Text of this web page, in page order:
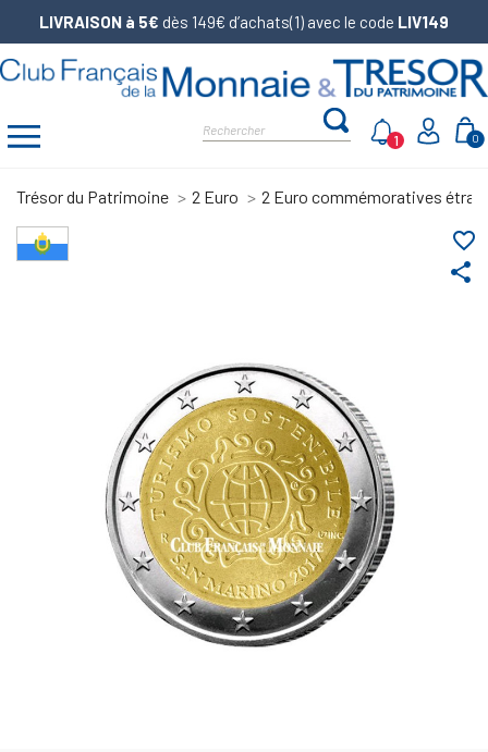
LIVRAISON à 5€ dès 149€ d’achats(1) avec le code LIV149
0
1
Trésor du Patrimoine 2 Euro 2 Euro commémoratives
share
favorite_border